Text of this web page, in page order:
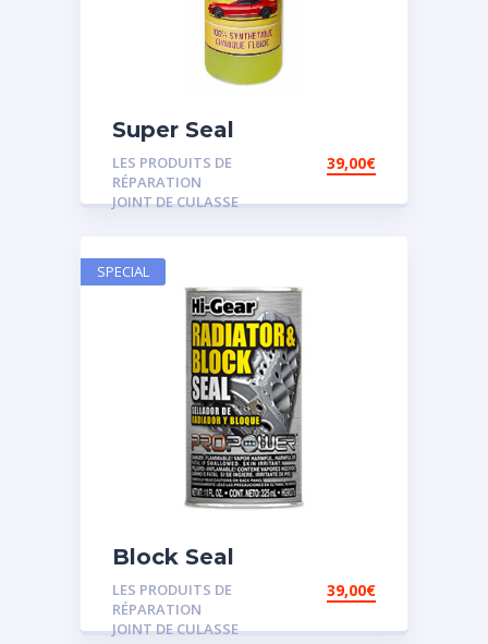
Super Seal
LES PRODUITS DE
RÉPARATION
JOINT DE CULASSE
39,00€
Block Seal
LES PRODUITS DE
RÉPARATION
JOINT DE CULASSE
39,00€
SPECIAL